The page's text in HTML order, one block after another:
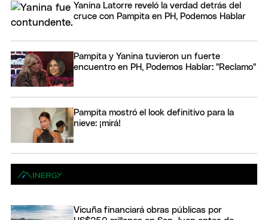
Yanina Latorre reveló la verdad detrás del
cruce con Pampita en PH, Podemos Hablar
Pampita y Yanina tuvieron un fuerte
encuentro en PH, Podemos Hablar: "Reclamo"
Pampita mostró el look definitivo para la
nieve: ¡mirá!
Vicuña financiará obras públicas por